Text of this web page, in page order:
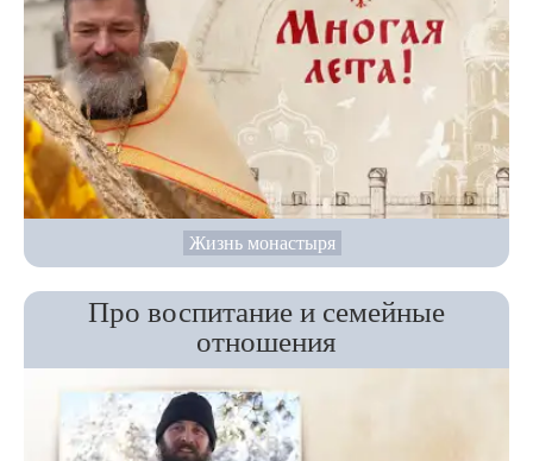
Жизнь монастыря
Про воспитание и семейные
отношения